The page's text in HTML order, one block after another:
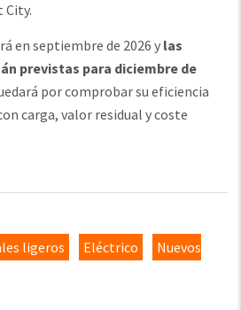
City.
en septiembre de 2026 y las
previstas para diciembre de
por comprobar su eficiencia
carga, valor residual y coste
ligeros Eléctrico
Nuevos